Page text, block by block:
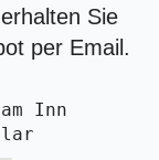
Sie
per Email.
Inn